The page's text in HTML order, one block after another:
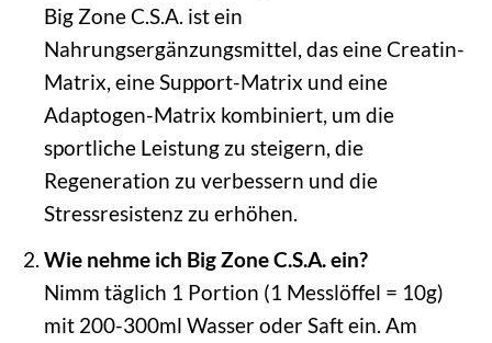
Big Zone C.S.A. ist ein
Nahrungsergänzungsmittel, das eine Creatin-
Matrix, eine Support-Matrix und eine
Adaptogen-Matrix kombiniert, um die
sportliche Leistung zu steigern, die
Regeneration zu verbessern und die
Stressresistenz zu erhöhen.
Wie nehme ich Big Zone C.S.A. ein?
Nimm täglich 1 Portion (1 Messlöffel = 10g)
mit 200-300ml Wasser oder Saft ein. Am